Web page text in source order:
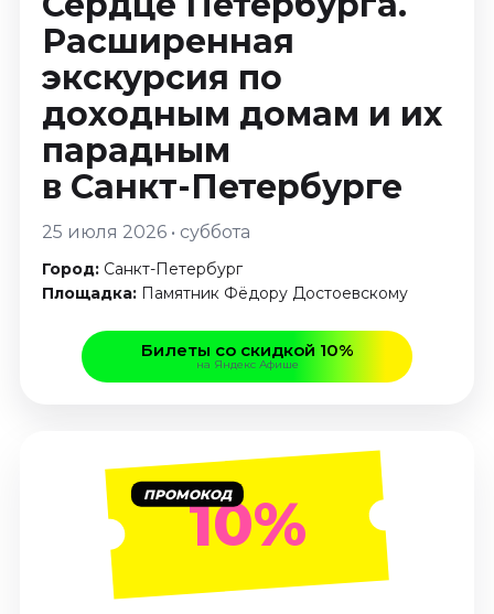
Январь 2027
Стендап
Август 2026
Сентябрь 2026
Октябрь 2026
Ноябрь 2026
Декабрь 2026
Выставки
Август 2026
Январь 2027
Экскурсии
Октябрь 2026
Ноябрь 2026
Декабрь 2026
Расширенная
экскурсия по
доходным домам и их
парадным
в Санкт-Петербурге
25 июля 2026 • суббота
Город: Санкт-Петербург
Площадка: Памятник Фёдору Достоевскому
Билеты со скидкой 10%
на Яндекс Афише
ПРОМОКОД10%